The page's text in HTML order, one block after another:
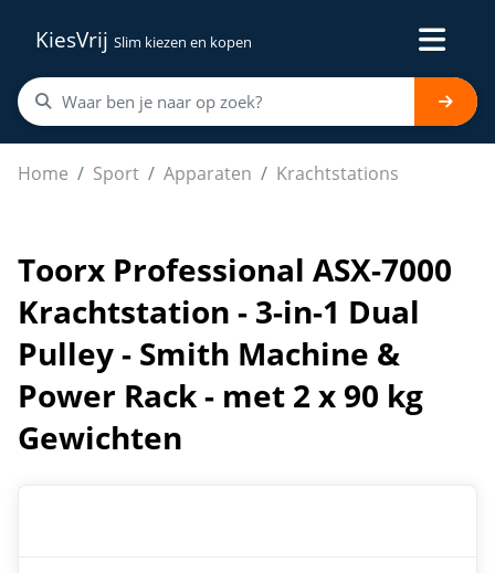
KiesVrij Slim kiezen en kopen
Home Sport Apparaten Krachtstations
Toorx Professional ASX-7000 Krachtstation - 3-in-1
Toorx Professional ASX-7000
Krachtstation - 3-in-1 Dual
Pulley - Smith Machine &
Power Rack - met 2 x 90 kg
Gewichten